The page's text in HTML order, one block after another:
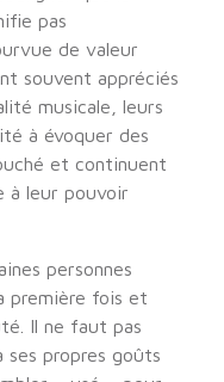
pas
de valeur
souvent appréciés
musicale, leurs
à évoquer des
et continuent
à leur pouvoir
personnes
première fois et
Il ne faut pas
ses propres goûts